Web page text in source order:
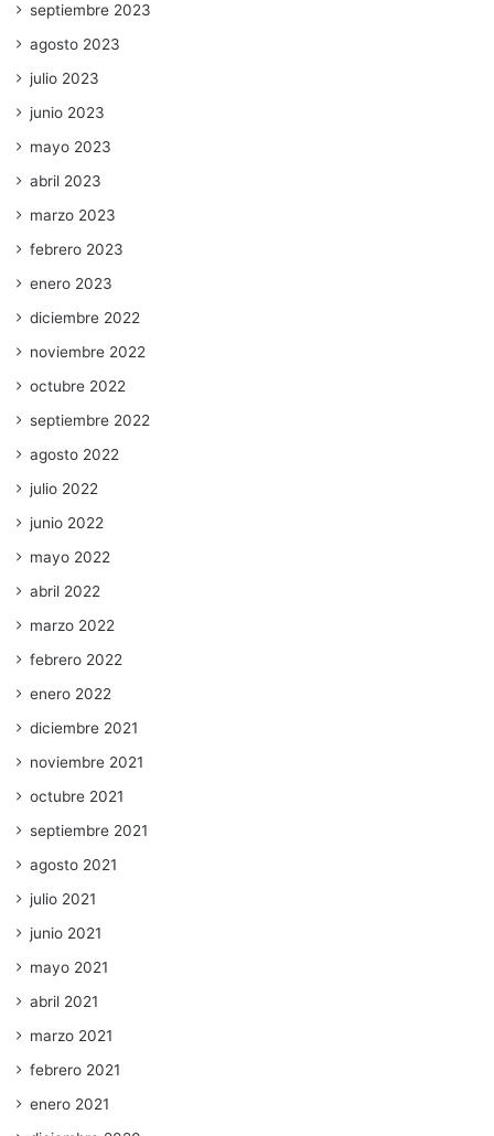
septiembre 2023
agosto 2023
julio 2023
junio 2023
mayo 2023
abril 2023
marzo 2023
febrero 2023
enero 2023
diciembre 2022
noviembre 2022
octubre 2022
septiembre 2022
agosto 2022
julio 2022
junio 2022
mayo 2022
abril 2022
marzo 2022
febrero 2022
enero 2022
diciembre 2021
noviembre 2021
octubre 2021
septiembre 2021
agosto 2021
julio 2021
junio 2021
mayo 2021
abril 2021
marzo 2021
febrero 2021
enero 2021